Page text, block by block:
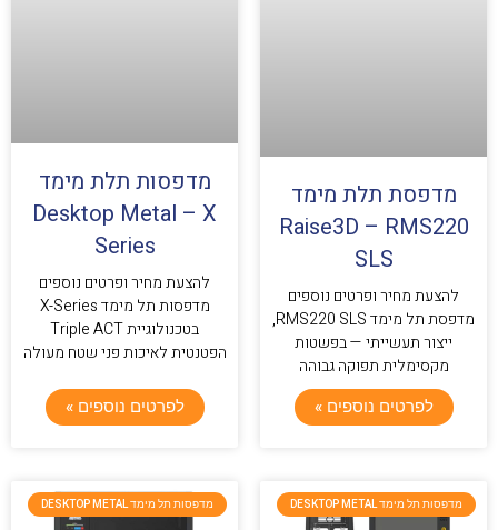
מדפסת תלת מימד
Raise3D – RMS220
SLS
להצעת מחיר ופרטים נוספים
מדפסת תל מימד RMS220 SLS,
ייצור תעשייתי — בפשטות
מקסימלית תפוקה גבוהה
לפרטים נוספים »
מדפסות תלת מימד
Desktop Metal – X
Series
להצעת מחיר ופרטים נוספים
מדפסות תל מימד X-Series
בטכנולוגיית Triple ACT
הפטנטית לאיכות פני שטח מעולה
לפרטים נוספים »
מדפסות תל מימד DESKTOP METAL מדפסות תל מימד DESKTOP METAL